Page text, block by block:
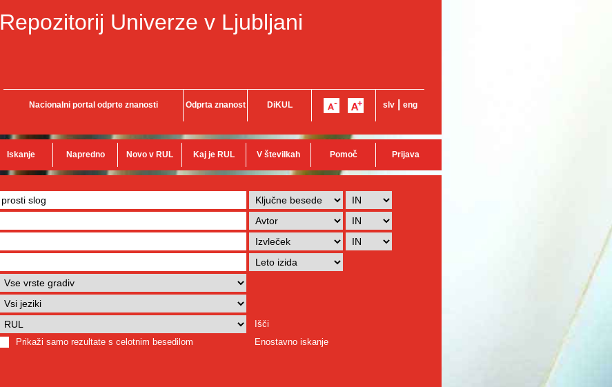
Repozitorij Univerze v Ljubljani
Nacionalni portal odprte znanosti Odprta znanost DiKUL slv eng
Iskanje Napredno Novo v RUL Kaj je RUL V številkah Pomoč Prijava
Išči
Prikaži samo rezultate s celotnim besedilom
Enostavno iskanje